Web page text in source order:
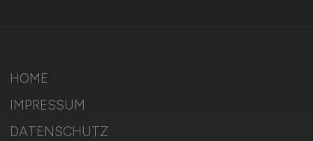
HOME
IMPRESSUM
DATENSCHUTZ